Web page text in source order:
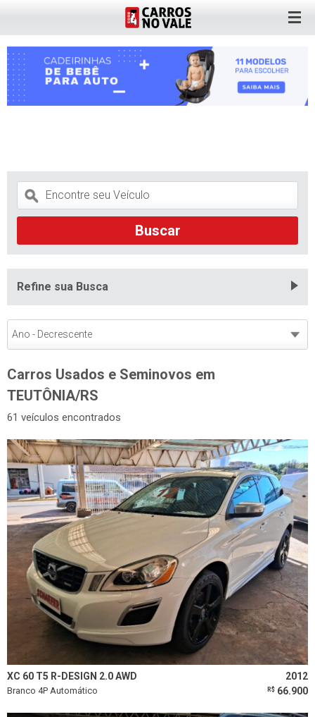
Refine sua Busca
Limpar todos os filtros
Carros Usados e Seminovos em
TEUTÔNIA/RS
61 veículos encontrados
XC 60 T5 R-DESIGN 2.0 AWD 2012
Branco 4P Automático R$ 66.900